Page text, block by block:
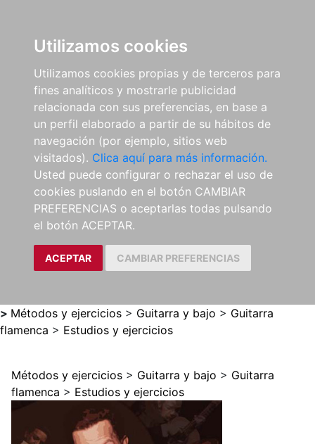
Utilizamos cookies
Utilizamos cookies propias y de terceros para
fines analíticos y mostrarle publicidad
relacionada con sus preferencias, en base a
un perfil elaborado a partir de su hábitos de
navegación (por ejemplo, sitios web
visitados). Clica aquí para más información.
Usted puede configurar o rechazar el uso de
cookies puslando en el botón CAMBIAR
PREFERENCIAS o aceptarlas todas pulsando
el botón ACEPTAR.
ACEPTAR CAMBIAR PREFERENCIAS
> Métodos y ejercicios > Guitarra y bajo > Guitarra
flamenca > Estudios y ejercicios
Métodos y ejercicios > Guitarra y bajo > Guitarra
flamenca > Estudios y ejercicios